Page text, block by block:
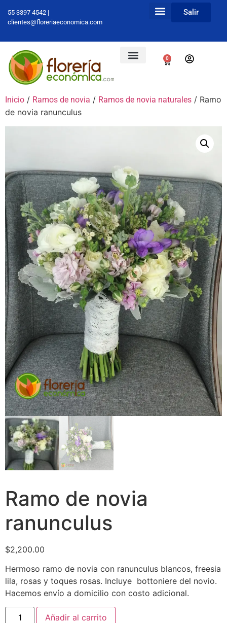
55 3397 4542 |
clientes@floreriaeconomica.com
Salir
0
Inicio / Ramos de novia / Ramos de novia naturales / Ramo
de novia ranunculus
Ramo de novia
ranunculus
$2,200.00
Hermoso ramo de novia con ranunculus blancos, freesia
lila, rosas y toques rosas. Incluye bottoniere del novio.
Hacemos envío a domicilio con costo adicional.
Añadir al carrito